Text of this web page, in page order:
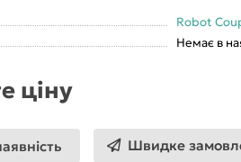
Robot
Немає в
ціну
Швидке